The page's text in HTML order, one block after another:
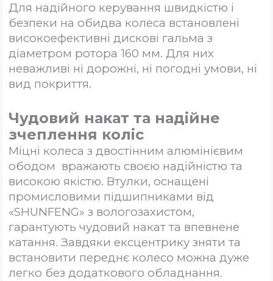
Для надійного керування швидкістю і
безпеки на обидва колеса встановлені
високоефективні дискові гальма з
діаметром ротора 160 мм. Для них
неважливі ні дорожні, ні погодні умови, ні
вид покриття.
Чудовий накат та надійне
зчеплення коліс
Міцні колеса з двостінним алюмінієвим
ободом вражають своєю надійністю та
високою якістю. Втулки, оснащені
промисловими підшипниками від
«SHUNFENG» з вологозахистом,
гарантують чудовий накат та впевнене
катання. Завдяки ексцентрику зняти та
встановити переднє колесо можна дуже
легко без додаткового обладнання.